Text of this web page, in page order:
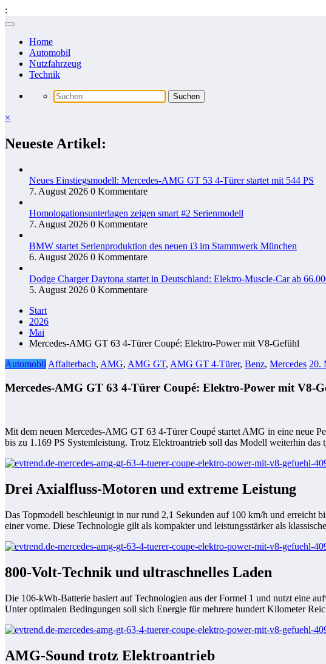
:
Zum
springenHome
Automobil
Nutzfahrzeug
Technik
×
Neueste Artikel:
Neues Einstiegsmodell: Mercedes-AMG GT 53 4-Türer startet mit 544 PS
7. August 2026 0 Kommentare
Homologationsunterlagen zeigen smart #2 Serienmodell
7. August 2026 0 Kommentare
BMW startet Serienproduktion des neuen i3 im Stammwerk München
6. August 2026 0 Kommentare
Dodge Charger Daytona startet in Deutschland: Elektro-Muscle-Car ab
5. August 2026 0 Kommentare
Start
2026
Mai
Mercedes-AMG GT 63 4-Türer Coupé: Elektro-Power mit V8-Gefühl
Automobil Affalterbach, AMG, AMG GT, AMG GT 4-Türer, Benz, Mercedes 20.
Mercedes-AMG GT 63 4-Türer Coupé: Elektro-Power mit V8-
Mit dem neuen Mercedes-AMG GT 63 4‑Türer Coupé startet AMG in eine neue
bis zu 1.169 PS Systemleistung. Trotz Elektroantrieb soll das Modell weiterhin
Drei Axialfluss-Motoren und extreme Leistung
Das Topmodell beschleunigt in nur rund 2,1 Sekunden auf 100 km/h und
einer vorne. Diese Technologie gilt als kompakter und leistungsstärker als
800-Volt-Technik und ultraschnelles Laden
Die 106-kWh-Batterie basiert auf Technologien aus der Formel 1 und nutzt eine
Unter optimalen Bedingungen soll sich Energie für mehrere hundert Kilometer
AMG-Sound trotz Elektroantrieb